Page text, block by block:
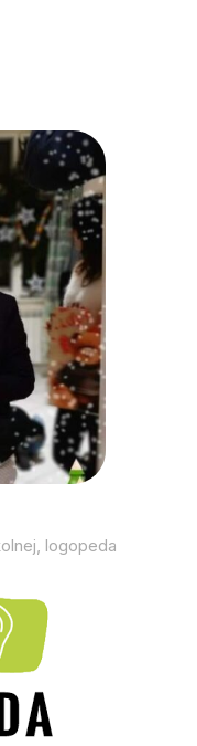
logopeda